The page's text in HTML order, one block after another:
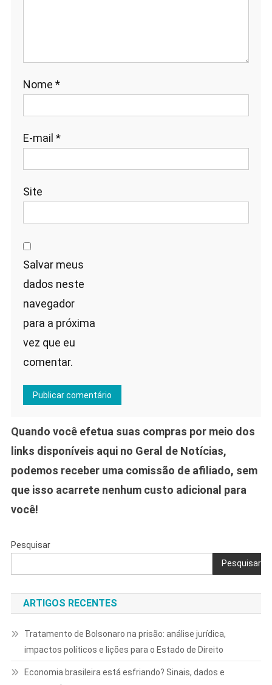
Nome *
E-mail *
Site
Salvar meus
dados neste
navegador
para a próxima
vez que eu
comentar.
Quando você efetua suas compras por meio dos
links disponíveis aqui no Geral de Notícias,
podemos receber uma comissão de afiliado, sem
que isso acarrete nenhum custo adicional para
você!
Pesquisar
Pesquisar
ARTIGOS RECENTES
Tratamento de Bolsonaro na prisão: análise jurídica,
impactos políticos e lições para o Estado de Direito
Economia brasileira está esfriando? Sinais, dados e